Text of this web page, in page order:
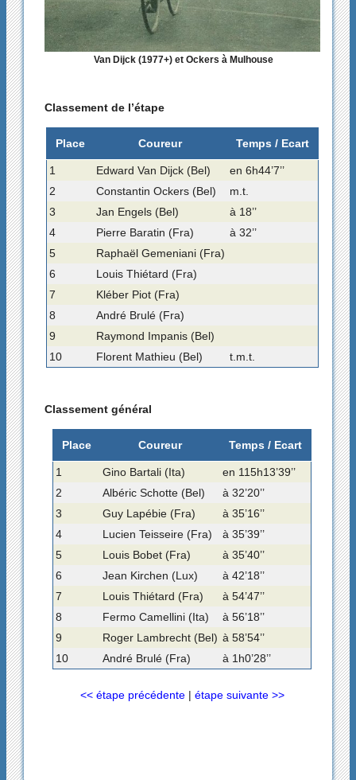
Van Dijck (1977+) et Ockers à Mulhouse
Classement de l’étape
Place Coureur Temps / Ecart
1 Edward Van Dijck (Bel)
en 6h44’7’’
2
Constantin Ockers (Bel)
m.t.
3
Jan Engels (Bel)
à 18’’
4
Pierre Baratin (Fra)
à 32’’
5
Raphaël Gemeniani (Fra)
6
Louis Thiétard (Fra)
7
Kléber Piot (Fra)
8
André Brulé (Fra)
9
Raymond Impanis (Bel)
10
Florent Mathieu (Bel) t.m.t.
Classement général
Place Coureur Temps / Ecart
1 Gino Bartali (Ita)
en 115h13’39’’
2
Albéric Schotte (Bel)
à 32’20’’
3
Guy Lapébie (Fra)
à 35’16’’
4
Lucien Teisseire (Fra)
à 35’39’’
5
Louis Bobet (Fra)
à 35’40’’
6
Jean Kirchen (Lux)
à 42’18’’
7
Louis Thiétard (Fra)
à 54’47’’
8
Fermo Camellini (Ita)
à 56’18’’
9
Roger Lambrecht (Bel) à 58’54’’
10
André Brulé (Fra) à 1h0’28’’
<< étape précédente| étape suivante >>